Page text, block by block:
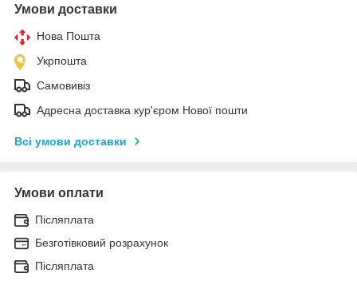
Умови доставки
Нова Пошта
Укрпошта
Самовивіз
Адресна доставка кур'єром Нової пошти
Всі умови доставки
Умови оплати
Післяплата
Безготівковий розрахунок
Післяплата